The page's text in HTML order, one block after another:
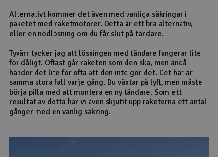
Alternativt kommer det även med vanliga säkringar i
paketet med raketmotorer. Detta är ett bra alternativ,
eller en nödlösning om du får slut på tändare.
Tyvärr tycker jag att lösningen med tändare fungerar lite
för dåligt. Oftast går raketen som den ska, men ändå
händer det lite för ofta att den inte gör det. Det här är
samma stora fall varje gång. Du väntar på lyft, men måste
börja pilla med att montera en ny tändare. Som ett
resultat av detta har vi även skjutit upp raketerna ett antal
gånger med en vanlig säkring.